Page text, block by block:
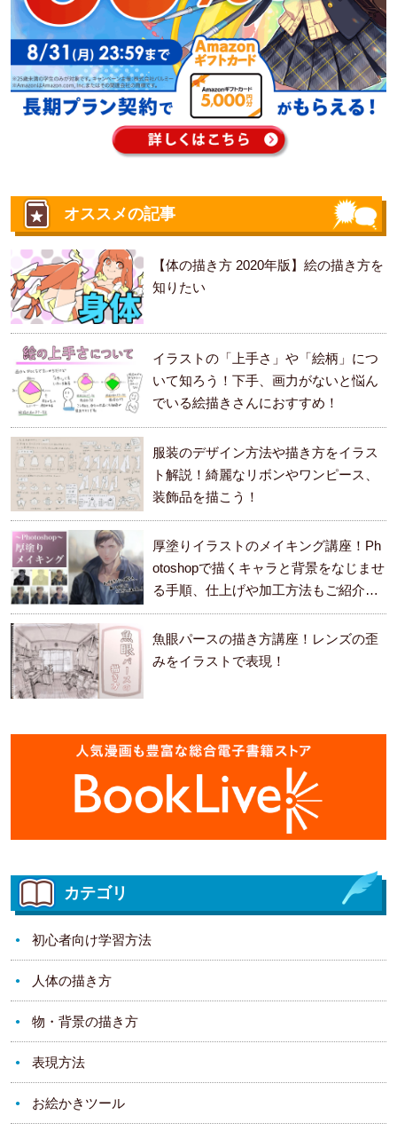
オススメの記事
【体の描き方 2020年版】絵の描き方を
知りたい
イラストの「上手さ」や「絵柄」につ
いて知ろう！下手、画力がないと悩ん
でいる絵描きさんにおすすめ！
服装のデザイン方法や描き方をイラス
ト解説！綺麗なリボンやワンピース、
装飾品を描こう！
厚塗りイラストのメイキング講座！Ph
otoshopで描くキャラと背景をなじませ
る手順、仕上げや加工方法もご紹介し
ます。
魚眼パースの描き方講座！レンズの歪
みをイラストで表現！
カテゴリ
初心者向け学習方法
人体の描き方
物・背景の描き方
表現方法
お絵かきツール